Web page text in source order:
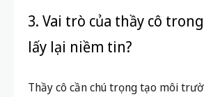
3. Vai trò của thầy cô
lấy lại niềm tin?
Thầy cô cần chú trọng tạo môi